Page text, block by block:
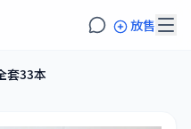
放售
套33本